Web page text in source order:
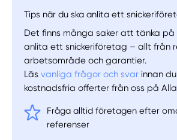
Tips när du ska anlita ett
Det finns många saker att tänka på
anlita ett snickeriföretag – allt från
arbetsområde och garantier.
Läsvanliga frågor och svar innan
kostnadsfria offerter från oss på Alla
Fråga alltid företagen efter
referenser